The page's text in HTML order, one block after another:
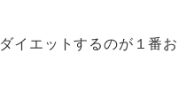
イエットするのが１番お